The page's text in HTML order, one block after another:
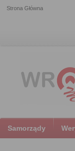
Strona Główna
Samorządy